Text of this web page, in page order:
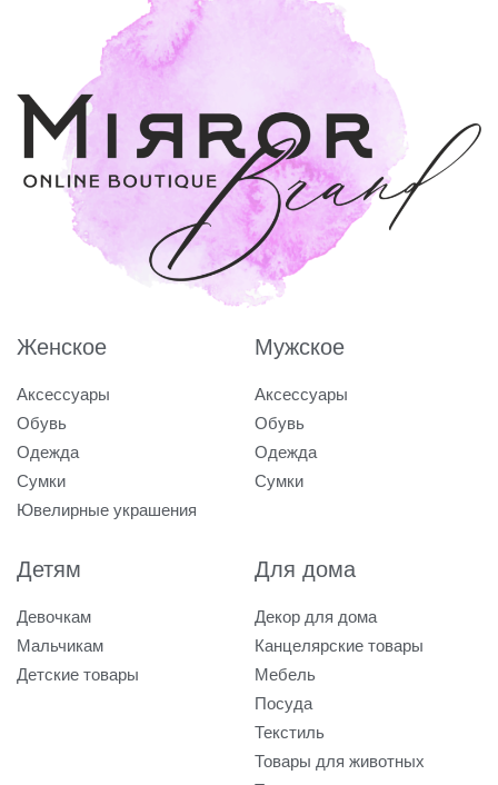
Женское
Аксессуары
Обувь
Одежда
Сумки
Ювелирные украшения
Мужское
Аксессуары
Обувь
Одежда
Сумки
Детям
Девочкам
Мальчикам
Детские товары
Для дома
Декор для дома
Канцелярские товары
Мебель
Посуда
Текстиль
Товары для животных